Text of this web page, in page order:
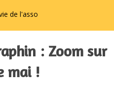
de l'asso
: Zoom sur
mai !